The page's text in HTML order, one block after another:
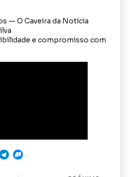
— O Caveira da Notícia
e compromisso com